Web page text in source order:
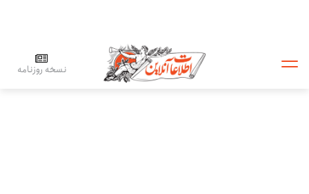
نسخه روزنامه